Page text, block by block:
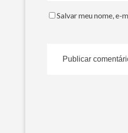
Salvar meu nome, e-